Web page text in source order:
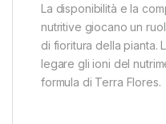
La disponibilità e la
nutritive giocano un
di fioritura della pianta.
legare gli ioni del
formula di Terra Flores.